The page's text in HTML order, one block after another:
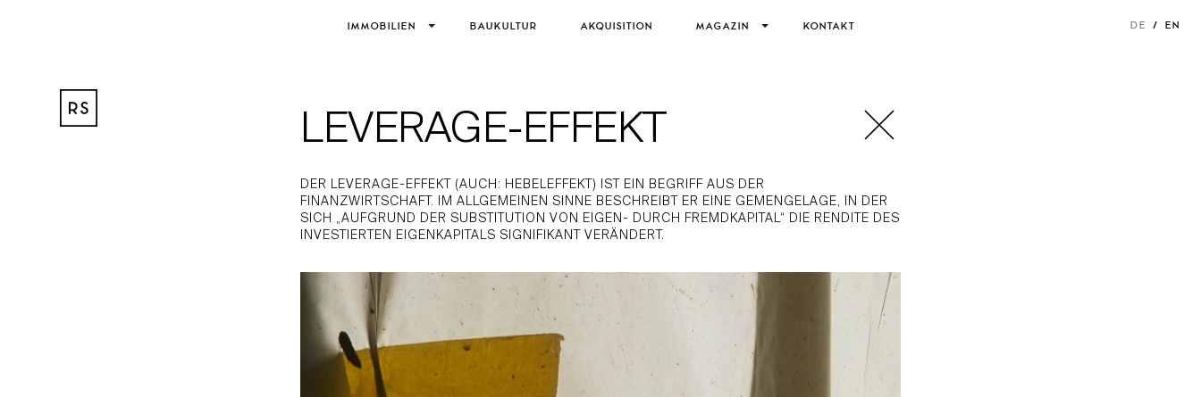
IMMOBILIEN BAUKULTUR AKQUISITION MAGAZIN KONTAKT DE EN
LEVERAGE-EFFEKT
DER LEVERAGE-EFFEKT (AUCH: HEBELEFFEKT) IST EIN BEGRIFF AUS DER
FINANZWIRTSCHAFT. IM ALLGEMEINEN SINNE BESCHREIBT ER EINE GEMENGELAGE, IN DER
SICH „AUFGRUND DER SUBSTITUTION VON EIGEN- DURCH FREMDKAPITAL“ DIE RENDITE DES
INVESTIERTEN EIGENKAPITALS SIGNIFIKANT VERÄNDERT.